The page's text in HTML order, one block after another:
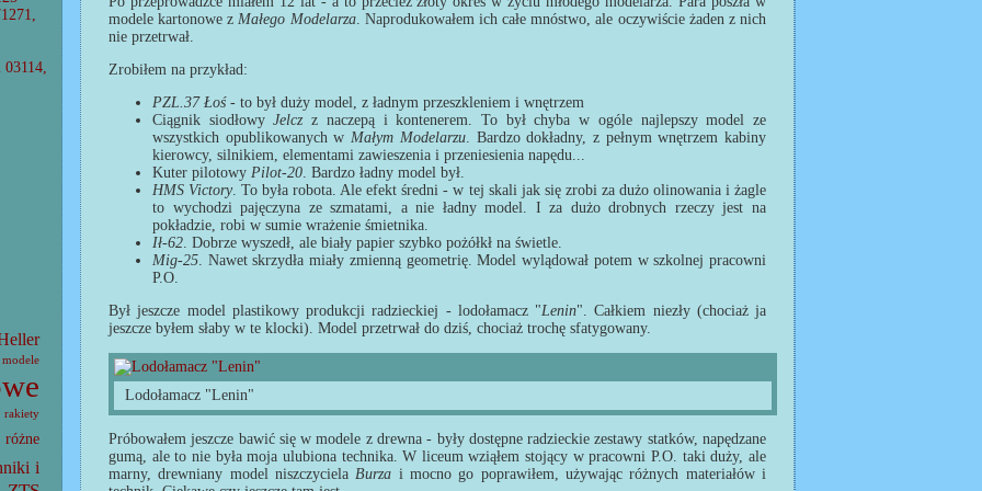
modele
rakiety
różne
i
modele kartonowe z Małego Modelarza. Naprodukowałem ich całe mnóstwo, ale oczywiście żaden z nich
nie przetrwał.
Zrobiłem na przykład:
PZL.37 Łoś- to był duży model, z ładnym przeszkleniem i wnętrzem
Ciągnik siodłowyJelcz z naczepą i kontenerem. To był chyba w ogóle najlepszy model ze
wszystkich opublikowanych w Małym Modelarzu. Bardzo dokładny, z pełnym wnętrzem kabiny
kierowcy, silnikiem, elementami zawieszenia i przeniesienia napędu...
Kuter pilotowy Pilot-20 . Bardzo ładny model był.
HMS Victory. To była robota. Ale efekt średni - w tej skali jak się zrobi za dużo olinowania i żagle
to wychodzi pajęczyna ze szmatami, a nie ładny model. I za dużo drobnych rzeczy jest na
pokładzie, robi w sumie wrażenie śmietnika.
Ił-62 . Dobrze wyszedł, ale biały papier szybko pożółkł na świetle.
Mig-25 . Nawet skrzydła miały zmienną geometrię. Model wylądował potem w szkolnej pracowni
P.O.
Był jeszcze model plastikowy produkcji radzieckiej - lodołamacz "Lenin". Całkiem niezły (chociaż ja
jeszcze byłem słaby w te klocki). Model przetrwał do dziś, chociaż trochę sfatygowany.
Lodołamacz "Lenin"
Próbowałem jeszcze bawić się w modele z drewna - były dostępne radzieckie zestawy statków, napędzane
gumą, ale to nie była moja ulubiona technika. W liceum wziąłem stojący w pracowni P.O. taki duży, ale
marny, drewniany model niszczyciela Burza i mocno go poprawiłem, używając różnych materiałów i